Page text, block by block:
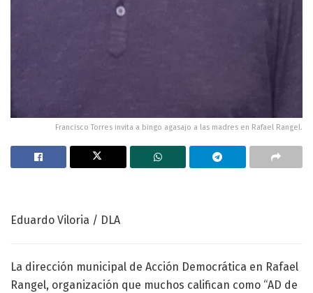
Francisco Torres invita a bingo agasajo a las madres en Rafael Rangel.
Eduardo Viloria / DLA
La dirección municipal de Acción Democrática en Rafael
Rangel, organización que muchos califican como “AD de